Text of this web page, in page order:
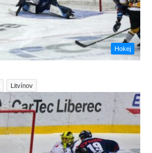
Hokej
Litvínov